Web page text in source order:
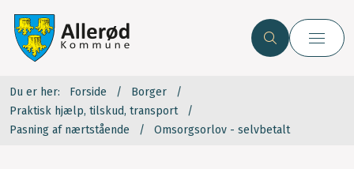
Du er her: Forside
Borger
Praktisk hjælp, tilskud, transport
Pasning af nærtstående
Omsorgsorlov - selvbetalt